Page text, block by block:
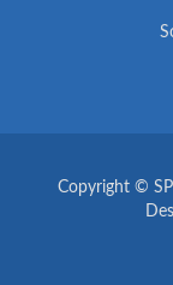
Copyright ©